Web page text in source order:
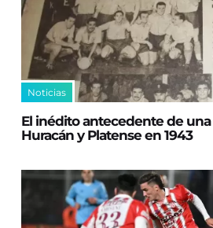
Noticias
El inédito antecedente de
Huracán y Platense en 1943